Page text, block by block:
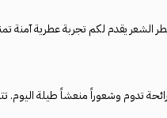
يقدم لكم تجربة عطرية آمنة
تدوم وشعوراً منعشاً طيلة اليوم.